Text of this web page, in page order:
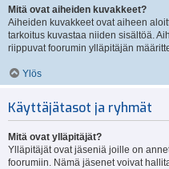
Mitä ovat aiheiden kuvakkeet?
Aiheiden kuvakkeet ovat aiheen
tarkoitus kuvastaa niiden sisältöä.
riippuvat foorumin ylläpitäjän
Ylös
Käyttäjätasot ja ryhmät
Mitä ovat ylläpitäjät?
Ylläpitäjät ovat jäseniä joille on
foorumiin. Nämä jäsenet voivat